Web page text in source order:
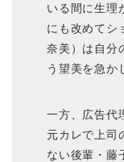
いる間に生理
にも改めてシ
奈美）は自分
う望美を急か
一方、広告代
元カレで上司
ない後輩・藤